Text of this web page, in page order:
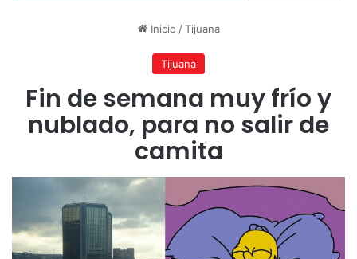
Inicio / Tijuana
Tijuana
Fin de semana muy frío y
nublado, para no salir de
camita